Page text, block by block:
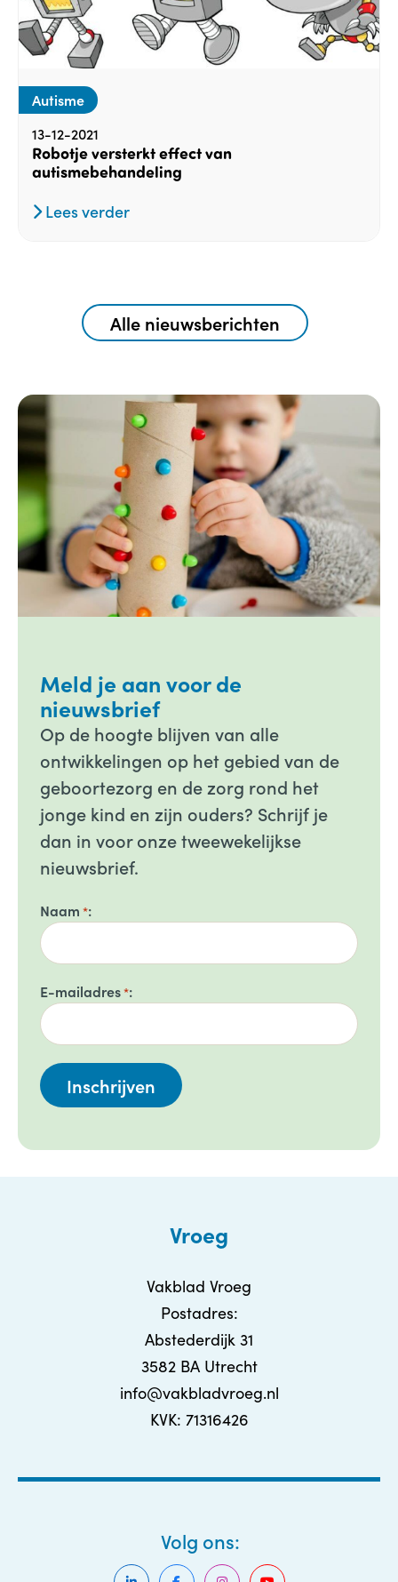
Autisme
13-12-2021
Robotje versterkt effect van
autismebehandeling
Lees verder
Alle nieuwsberichten
Meld je aan voor de
nieuwsbrief
Op de hoogte blijven van alle
ontwikkelingen op het gebied van de
geboortezorg en de zorg rond het
jonge kind en zijn ouders? Schrijf je
dan in voor onze tweewekelijkse
nieuwsbrief.
Naam *
E-mailadres*
Vroeg
Vakblad Vroeg
Postadres:
Abstederdijk 31
3582 BA Utrecht
info@vakbladvroeg.nl
KVK: 71316426
Volg ons: